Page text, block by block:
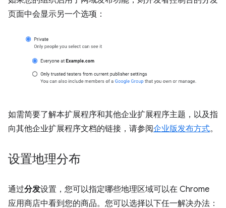
页面中会显示另一个选项：
如需简要了解本扩展程序和其他企业扩展程序主题，以及指
向其他企业扩展程序文档的链接，请参阅企业版发布方式。
设置地理分布
通过分发设置，您可以指定哪些地理区域可以在 Chrome
应用商店中看到您的商品。您可以选择以下任一解决办法：